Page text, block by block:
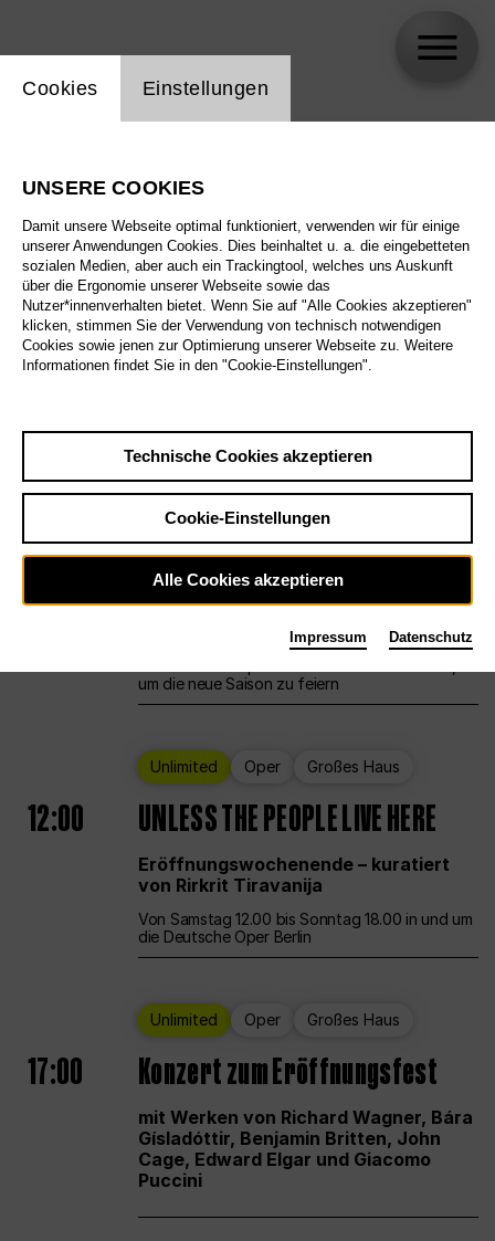
Alle Sparten
Alle Spielstätten
Alle Merkmale
Sa29.8.
Großes Haus
12:00 Eröffnungswochenende
um die neue Saison zu feiern
Unlimited Oper Großes Haus
12:00 UNLESS THE PEOPLE LIVE HERE
Eröffnungswochenende – kuratiert
von Rirkrit Tiravanija
Von Samstag 12.00 bis Sonntag 18.00 in und um
die Deutsche Oper Berlin
Unlimited Oper Großes Haus
17:00 Konzert zum Eröffnungsfest
mit Werken von Richard Wagner, Bára
Gísladóttir, Benjamin Britten, John
Cage, Edward Elgar und Giacomo
Puccini
Einstellung Website Cookie
Cookies Einstellungen
UNSERE COOKIES
Damit unsere Webseite optimal funktioniert, verwenden wir für einige
unserer Anwendungen Cookies. Dies beinhaltet u. a. die eingebetteten
sozialen Medien, aber auch ein Trackingtool, welches uns Auskunft
über die Ergonomie unserer Webseite sowie das
Nutzer*innenverhalten bietet. Wenn Sie auf "Alle Cookies akzeptieren"
klicken, stimmen Sie der Verwendung von technisch notwendigen
Cookies sowie jenen zur Optimierung unserer Webseite zu. Weitere
Informationen findet Sie in den "Cookie-Einstellungen".
Technische Cookies akzeptieren
Cookie-Einstellungen
Alle Cookies akzeptieren
Impressum Datenschutz